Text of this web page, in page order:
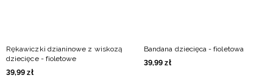
Rękawiczki dzianinowe z wiskozą
dziecięce - fioletowe
39,99 zł
Bandana dziecięca - fioletowa
39,99 zł